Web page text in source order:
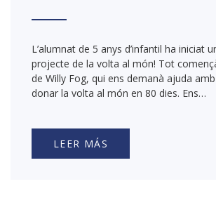
L’alumnat de 5 anys d’infantil ha iniciat
projecte de la volta al món! Tot
de Willy Fog, qui ens demanà ajuda
donar la volta al món en 80 dies. Ens…
LEER MÁS